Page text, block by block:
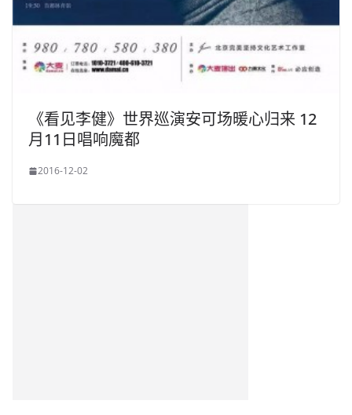
《看见李健》世界巡演安可场暖心归来 12
月11日唱响魔都
2016-12-02